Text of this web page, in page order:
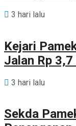
3 hari lalu
Kejari
Jalan Rp
3 hari lalu
Sekda